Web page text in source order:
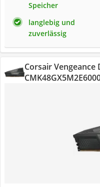
Speicher
langlebig und
zuverlässig
Corsair Vengeance